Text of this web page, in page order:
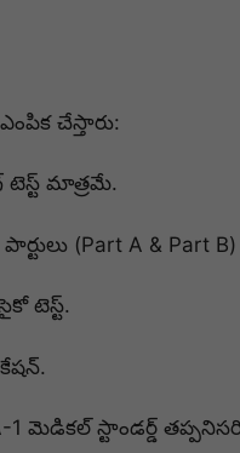
చేస్తారు:
టెస్ట్ మాత్రమే.
(Part A & Part
టెస్ట్.
1 మెడికల్ స్టాండర్డ్